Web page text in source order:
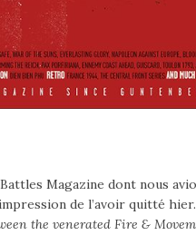
Magazine dont nous
de l’avoir quitté
the venerated Fire &